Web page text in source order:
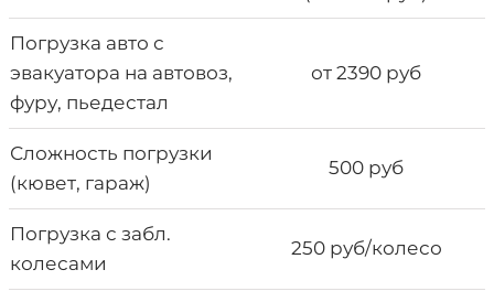
Погрузка авто с
эвакуатора на автовоз,
фуру, пьедестал
от 2390 руб
Сложность погрузки
(кювет, гараж)
500 руб
Погрузка с забл.
колесами
250 руб/колесо